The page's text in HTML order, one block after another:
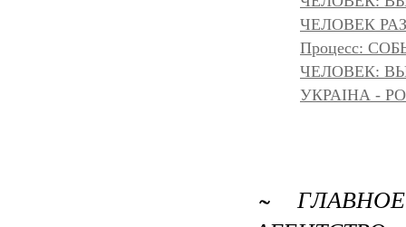
ЧЕЛОВЕК
Процесс:
ЧЕЛОВЕК:
УКРАІНА -
~